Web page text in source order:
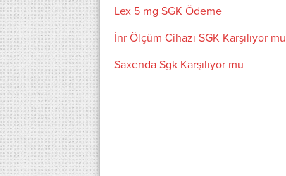
Lex 5 mg SGK Ödeme
İnr Ölçüm Cihazı SGK Karşılıyor mu
Saxenda Sgk Karşılıyor mu